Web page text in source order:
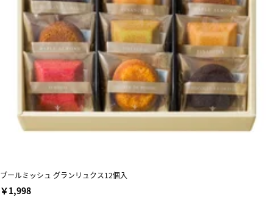
ブールミッシュ グランリュクス12個入
￥1,998